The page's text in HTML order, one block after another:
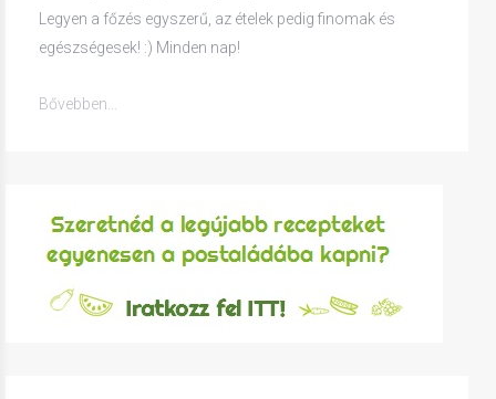
Legyen a főzés egyszerű, az ételek pedig finomak és
egészségesek! :) Minden nap!
Bővebben...